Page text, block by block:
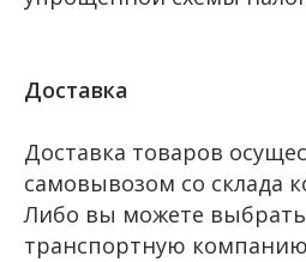
Доставка
Доставка товаров
самовывозом со склада
Либо вы можете
транспортную